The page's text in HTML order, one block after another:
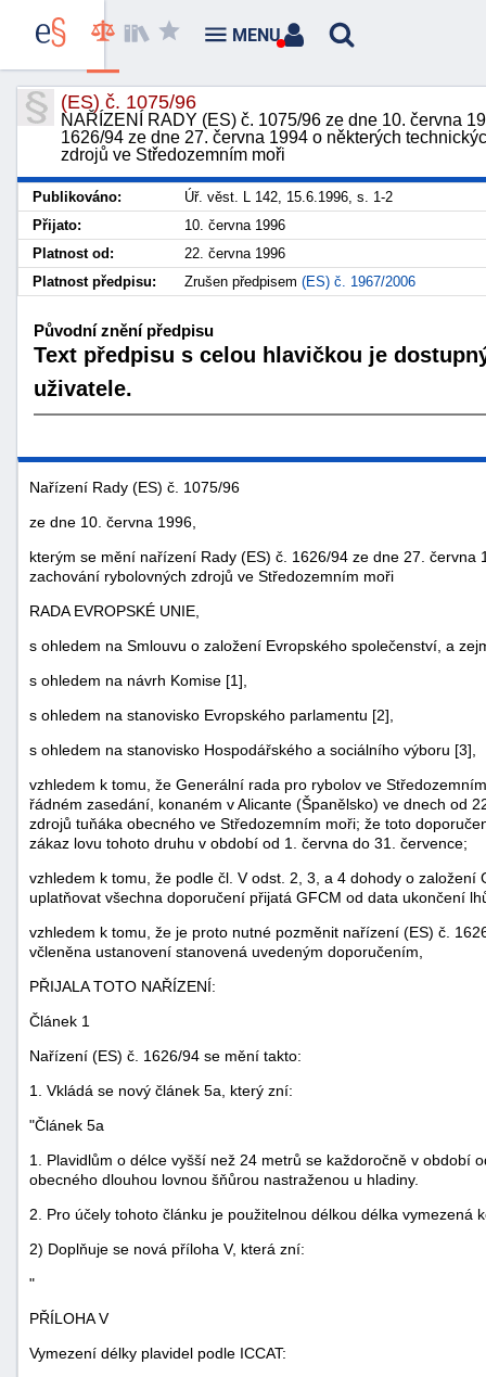
(ES) č. 1075/96
NAŘÍZENÍ RADY (ES) č. 1075/96 ze dne 10. června
1626/94 ze dne 27. června 1994 o některých
zdrojů ve Středozemním moři
Publikováno:
Úř. věst. L 142, 15.6.1996, s. 1-2
Přijato:
10. června 1996
Platnost od:
22. června 1996
Platnost předpisu:
Zrušen předpisem (ES) č. 1967/2006
Původní znění předpisu
Text předpisu s celou hlavičkou je
uživatele.
Nařízení Rady (ES) č. 1075/96
ze dne 10. června 1996,
kterým se mění nařízení Rady (ES) č. 1626/94 ze dne 27.
zachování rybolovných zdrojů ve Středozemním moři
RADA EVROPSKÉ UNIE,
s ohledem na Smlouvu o založení Evropského společenství, a
s ohledem na návrh Komise [1],
s ohledem na stanovisko Evropského parlamentu [2],
s ohledem na stanovisko Hospodářského a sociálního výboru [3],
vzhledem k tomu, že Generální rada pro rybolov ve
řádném zasedání, konaném v Alicante (Španělsko) ve dnech od
zdrojů tuňáka obecného ve Středozemním moři; že toto
zákaz lovu tohoto druhu v období od 1. června do 31. července;
vzhledem k tomu, že podle čl. V odst. 2, 3, a 4 dohody o
uplatňovat všechna doporučení přijatá GFCM od data ukončení
vzhledem k tomu, že je proto nutné pozměnit nařízení (ES) č.
včleněna ustanovení stanovená uvedeným doporučením,
PŘIJALA TOTO NAŘÍZENÍ:
Článek 1
Nařízení (ES) č. 1626/94 se mění takto:
1. Vkládá se nový článek 5a, který zní:
"Článek 5a
1. Plavidlům o délce vyšší než 24 metrů se každoročně v období
obecného dlouhou lovnou šňůrou nastraženou u hladiny.
2. Pro účely tohoto článku je použitelnou délkou délka vymezená
2) Doplňuje se nová příloha V, která zní:
"
PŘÍLOHA V
Vymezení délky plavidel podle ICCAT:
MENU
náhrady
škody